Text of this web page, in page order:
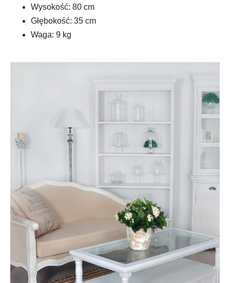
Wysokość: 80 cm
Głębokość: 35 cm
Waga: 9 kg